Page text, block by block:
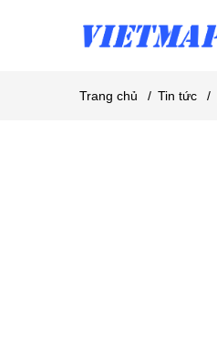
Trang chủ / Tin tức /